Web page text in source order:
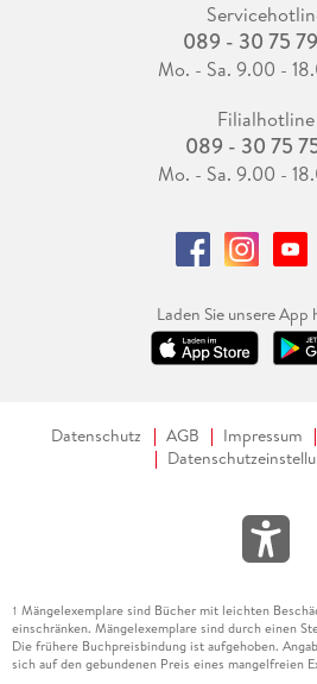
089 - 30 75
Mo. - Sa. 9.00 -
Filialhotline
089 - 30 75
Mo. - Sa. 9.00 -
Laden Sie unsere App
Datenschutz AGB Impressum
1 Mängelexemplare sind Bücher mit leichten
einschränken. Mängelexemplare sind durch einen
Die frühere Buchpreisbindung ist aufgehoben.
sich auf den gebundenen Preis eines mangelfreien